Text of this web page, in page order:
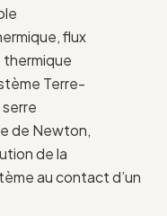
flux
Terre-
de Newton,
de la
au contact d’un